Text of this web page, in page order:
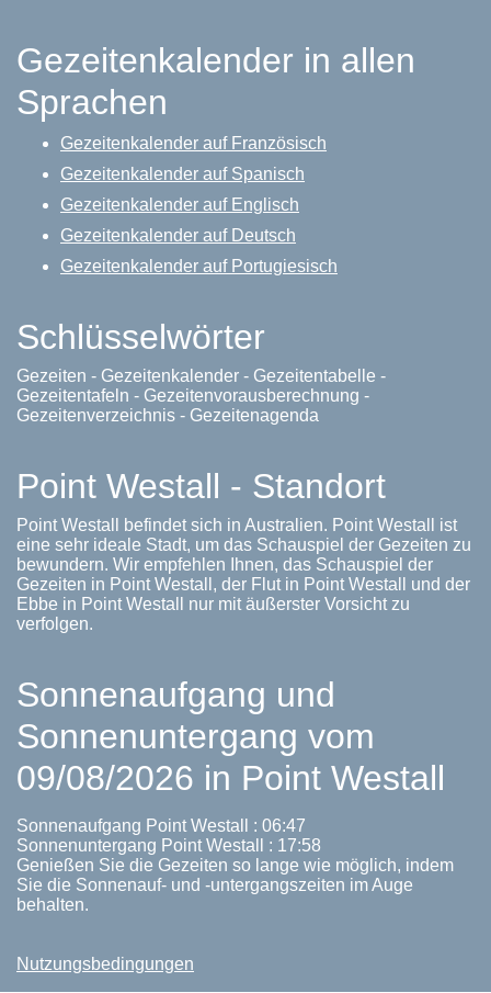
Gezeitenkalender in allen
Sprachen
Gezeitenkalender auf Französisch
Gezeitenkalender auf Spanisch
Gezeitenkalender auf Englisch
Gezeitenkalender auf Deutsch
Gezeitenkalender auf Portugiesisch
Schlüsselwörter
Gezeiten - Gezeitenkalender - Gezeitentabelle -
Gezeitentafeln - Gezeitenvorausberechnung -
Gezeitenverzeichnis - Gezeitenagenda
Point Westall - Standort
Point Westall befindet sich in Australien. Point Westall ist
eine sehr ideale Stadt, um das Schauspiel der Gezeiten zu
bewundern. Wir empfehlen Ihnen, das Schauspiel der
Gezeiten in Point Westall, der Flut in Point Westall und der
Ebbe in Point Westall nur mit äußerster Vorsicht zu
verfolgen.
Sonnenaufgang und
Sonnenuntergang vom
09/08/2026 in Point Westall
Sonnenaufgang Point Westall : 06:47
Sonnenuntergang Point Westall : 17:58
Genießen Sie die Gezeiten so lange wie möglich, indem
Sie die Sonnenauf- und -untergangszeiten im Auge
behalten.
Nutzungsbedingungen